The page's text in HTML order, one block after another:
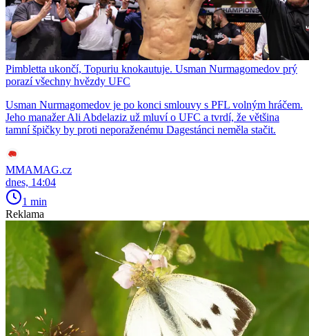
Pimbletta ukončí, Topuriu knokautuje. Usman Nurmagomedov prý
porazí všechny hvězdy UFC
Usman Nurmagomedov je po konci smlouvy s PFL volným hráčem.
Jeho manažer Ali Abdelaziz už mluví o UFC a tvrdí, že většina
tamní špičky by proti neporaženému Dagestánci neměla stačit.
MMAMAG.cz
dnes, 14:04
1 min
Reklama